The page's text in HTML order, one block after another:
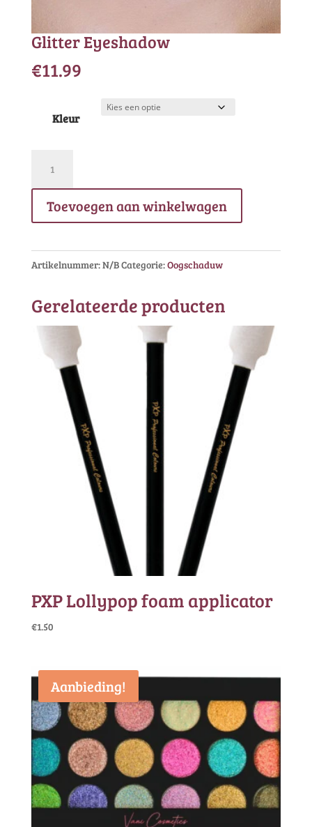
Glitter Eyeshadow
€11.99
Kleur
Eyeshadow
Toevoegen aan winkelwagen
Artikelnummer:N/BCategorie:Oogschaduw
Gerelateerde producten
PXP Lollypop foam applicator
€1.50
Aanbieding!